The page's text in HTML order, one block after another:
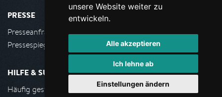
unsere Website weiter zu
entwickeln.
Alle akzeptieren
Ich lehne ab
Einstellungen ändern
PRESSE
Presseanfrage stellen
Pressespiegel
HILFE & SUPPORT
Häufig gestellte Fragen